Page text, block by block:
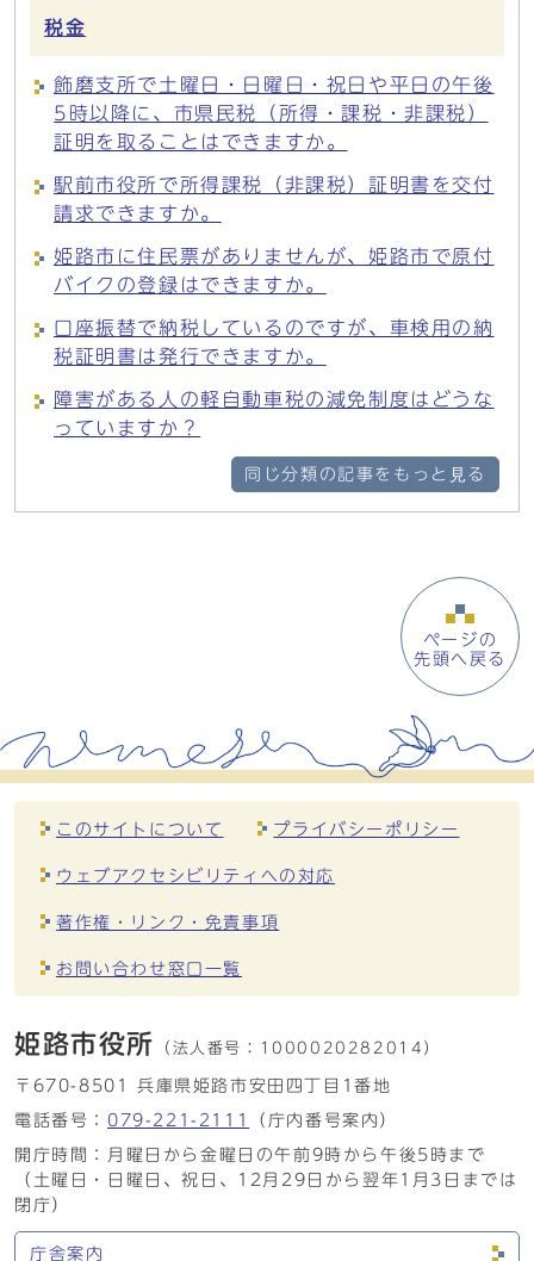
税金
飾磨支所で土曜日・日曜日・祝日や平日の午後
5時以降に、市県民税（所得・課税・非課税）
証明を取ることはできますか。
駅前市役所で所得課税（非課税）証明書を交付
請求できますか。
姫路市に住民票がありませんが、姫路市で原付
バイクの登録はできますか。
口座振替で納税しているのですが、車検用の納
税証明書は発行できますか。
障害がある人の軽自動車税の減免制度はどうな
っていますか？
同じ分類の記事をもっと見る
ページの
先頭へ戻る
このサイトについて プライバシーポリシー
ウェブアクセシビリティへの対応
著作権・リンク・免責事項
お問い合わせ窓口一覧
姫路市役所 （法人番号： 1000020282014）
〒670-8501 兵庫県姫路市安田四丁目1番地
電話番号： 079-221-2111
（庁内番号案内）
開庁時間：月曜日から金曜日の午前9時から午後5時まで
（土曜日・日曜日、祝日、12月29日から翌年1月3日までは
閉庁）
庁舎案内